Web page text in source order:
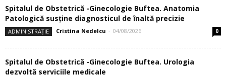
Spitalul de Obstetrică -Ginecologie Buftea. Anatomia
Patologică susţine diagnosticul de înaltă precizie
ADMINISTRAȚIE Cristina Nedelcu - 04/08/2026 0
Spitalul de Obstetrică -Ginecologie Buftea. Urologia
dezvoltă serviciile medicale